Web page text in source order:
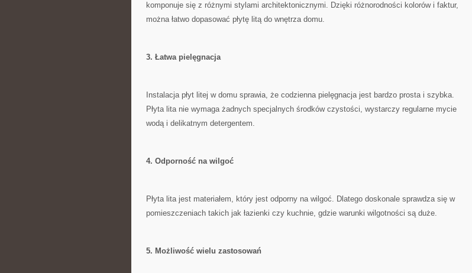
komponuje się z różnymi stylami architektonicznymi. Dzięki⁤ różnorodności kolorów i faktur,
można⁤ łatwo dopasować płytę litą do wnętrza domu.
3. Łatwa pielęgnacja
Instalacja płyt litej w domu sprawia,⁣ że codzienna pielęgnacja jest bardzo prosta i⁢ szybka.
Płyta lita nie wymaga żadnych specjalnych środków czystości, wystarczy regularne mycie
wodą i delikatnym detergentem.
4. Odporność na wilgoć
Płyta‍ lita jest materiałem, który jest odporny na ‌wilgoć. ‍Dlatego doskonale sprawdza się ⁢w
pomieszczeniach takich jak łazienki czy kuchnie, gdzie warunki wilgotności są duże.
5. Możliwość wielu zastosowań